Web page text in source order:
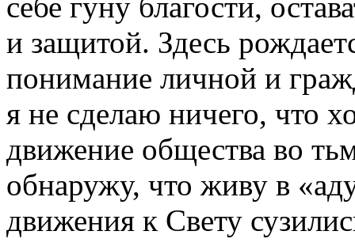
и защитой. Здесь
понимание личной и
я не сделаю ничего, что
движение общества во
обнаружу, что живу в
движения к Свету